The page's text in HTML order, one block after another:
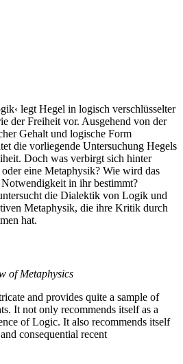
legt Hegel in logisch verschlüsselter
der Freiheit vor. Ausgehend von der
Gehalt und logische Form
die vorliegende Untersuchung Hegels
Doch was verbirgt sich hinter
eine Metaphysik? Wie wird das
in ihr bestimmt?
die Dialektik von Logik und
Metaphysik, die ihre Kritik durch
hat.
of Metaphysics
and provides quite a sample of
It not only recommends itself as a
of Logic. It also recommends itself
consequential recent